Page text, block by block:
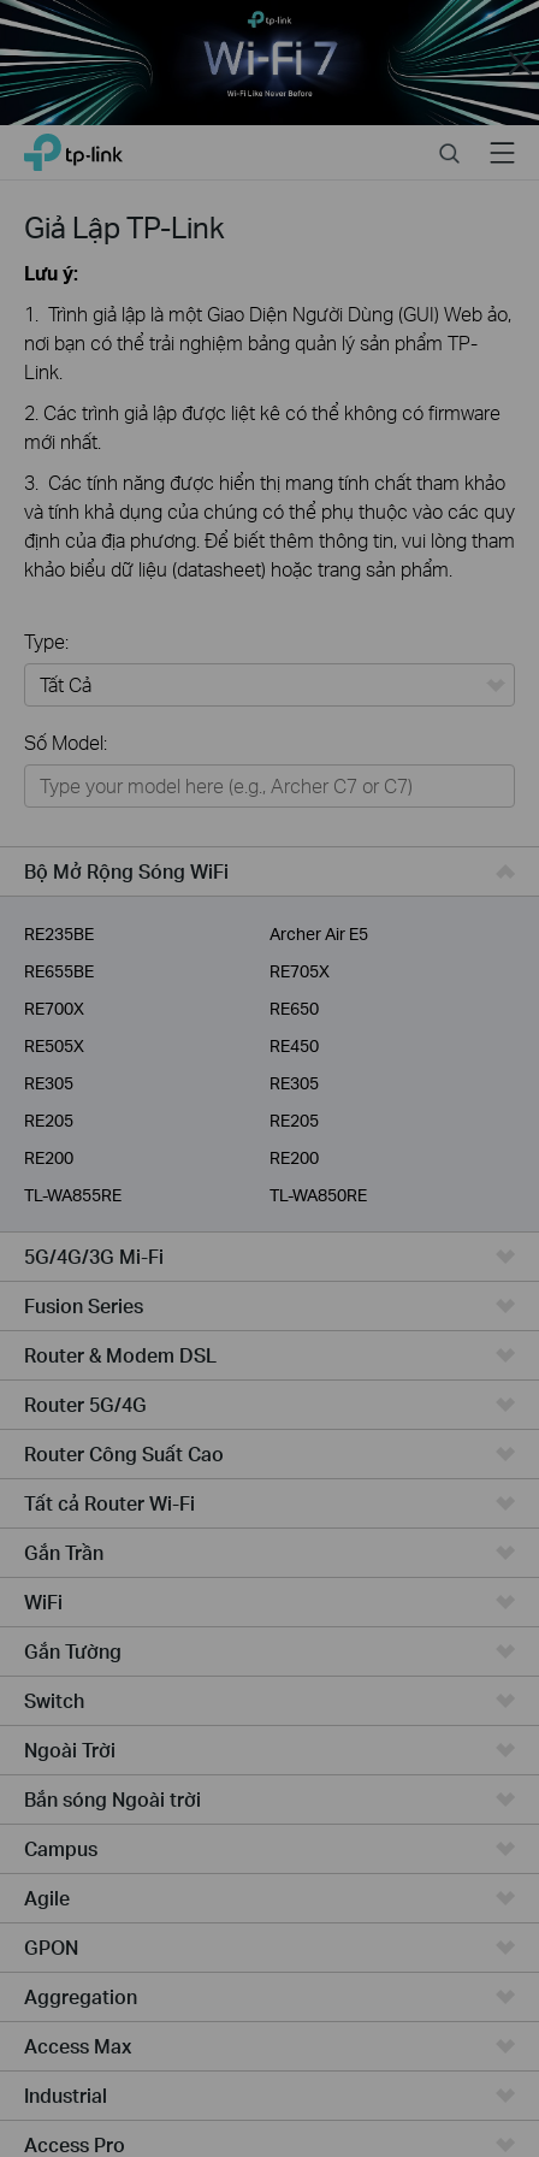
Close
Click
navigation
TP-Link, Reliably Smart SearchMenu
Giả Lập TP-Link
Lưu ý:
1. Trình giả lập là một Giao Diện Người Dùng (GUI) Web ảo,
nơi bạn có thể trải nghiệm bảng quản lý sản phẩm TP-
Link.
2. Các trình giả lập được liệt kê có thể không có firmware
mới nhất.
3. Các tính năng được hiển thị mang tính chất tham khảo
và tính khả dụng của chúng có thể phụ thuộc vào các quy
định của địa phương. Để biết thêm thông tin, vui lòng tham
khảo biểu dữ liệu (datasheet) hoặc trang sản phẩm.
Type:
Tất Cả
Thiết Bị Mạng
Nhà Thông Minh
Giải Pháp Doanh Nghiệp
Dịch Vụ Viễn Thông
Số Model:
Bộ Mở Rộng Sóng WiFi
RE235BE
Archer Air E5
RE655BE
RE705X
RE700X
RE650
RE505X
RE450
RE305
RE305
RE205
RE205
RE200
RE200
TL-WA855RE
TL-WA850RE
5G/4G/3G Mi-Fi
Fusion Series
Router & Modem DSL
Router 5G/4G
Router Công Suất Cao
Tất cả Router Wi-Fi
Gắn Trần
WiFi
Gắn Tường
Switch
Ngoài Trời
Bắn sóng Ngoài trời
Campus
Agile
GPON
Aggregation
Access Max
Industrial
Access Pro